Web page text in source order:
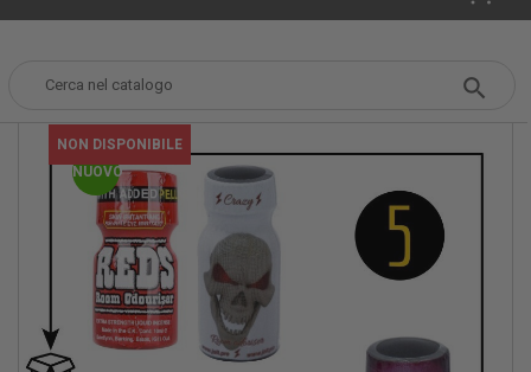
NUOVO
NON DISPONIBILE